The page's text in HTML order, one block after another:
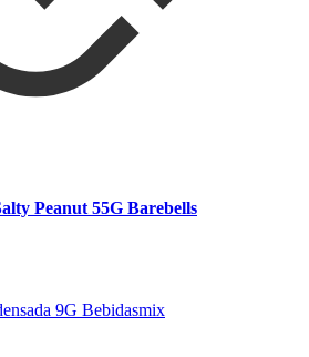
Peanut 55G Barebells